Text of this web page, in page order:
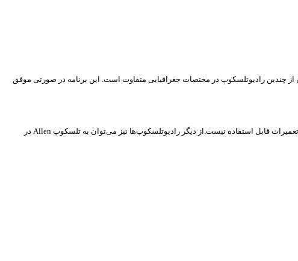
از چندین رادیوتلسکوپ در مختصات جغرافیایی متفاوت است. این برنامه در صورتی موفق
از رادیوتلسکوپ‌های مدنظر می‌توان به تلسکوپ رادیویی قدرتمند، FAST که در چین واقع شده اشاره کرد، اما متاسفانه این رادیوتلکسوپ به دلیل کالیبراسیون و تعمیرات قابل استفاده نیست.از دیگر رادیوتلسکوپ‌ها نیز می‌توان به تلسکوپ Allen در